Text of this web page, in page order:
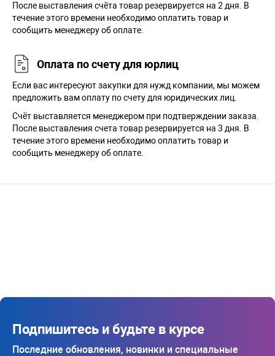
После выставления счёта товар резервируется на 2 дня. В
течение этого времени необходимо оплатить товар и
сообщить менеджеру об оплате.
Оплата по счету для юрлиц
Если вас интересуют закупки для нужд компании, мы можем
предложить вам оплату по счету для юридических лиц.
Счёт выставляется менеджером при подтверждении заказа.
После выставления счета товар резервируется на 3 дня. В
течение этого времени необходимо оплатить товар и
сообщить менеджеру об оплате.
Подпишитесь и будьте в курсе
Последние обновления, новинки и специальные